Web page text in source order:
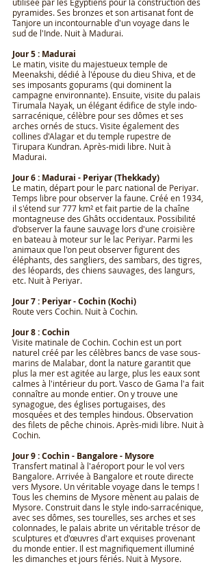
pyramides. Ses bronzes et son artisanat font de
Tanjore un incontournable d'un voyage dans le
sud de l'Inde. Nuit à Madurai.
Jour 5 : Madurai
Le matin, visite du majestueux temple de
Meenakshi, dédié à l'épouse du dieu Shiva, et de
ses imposants gopurams (qui dominent la
campagne environnante). Ensuite, visite du palais
Tirumala Nayak, un élégant édifice de style indo-
sarracénique, célèbre pour ses dômes et ses
arches ornés de stucs. Visite également des
collines d'Alagar et du temple rupestre de
Tirupara Kundran. Après-midi libre. Nuit à
Madurai.
Jour 6 : Madurai - Periyar (Thekkady)
Le matin, départ pour le parc national de Periyar.
Temps libre pour observer la faune. Créé en 1934,
il s'étend sur 777 km² et fait partie de la chaîne
montagneuse des Ghâts occidentaux. Possibilité
d'observer la faune sauvage lors d'une croisière
en bateau à moteur sur le lac Periyar. Parmi les
animaux que l'on peut observer figurent des
éléphants, des sangliers, des sambars, des tigres,
des léopards, des chiens sauvages, des langurs,
etc. Nuit à Periyar.
Jour 7 : Periyar - Cochin (Kochi)
Route vers Cochin. Nuit à Cochin.
Jour 8 : Cochin
Visite matinale de Cochin. Cochin est un port
naturel créé par les célèbres bancs de vase sous-
marins de Malabar, dont la nature garantit que
plus la mer est agitée au large, plus les eaux sont
calmes à l'intérieur du port. Vasco de Gama l'a fait
connaître au monde entier. On y trouve une
synagogue, des églises portugaises, des
mosquées et des temples hindous. Observation
des filets de pêche chinois. Après-midi libre. Nuit à
Cochin.
Jour 9 : Cochin - Bangalore - Mysore
Transfert matinal à l'aéroport pour le vol vers
Bangalore. Arrivée à Bangalore et route directe
vers Mysore. Un véritable voyage dans le temps !
Tous les chemins de Mysore mènent au palais de
Mysore. Construit dans le style indo-sarracénique,
avec ses dômes, ses tourelles, ses arches et ses
colonnades, le palais abrite un véritable trésor de
sculptures et d'œuvres d'art exquises provenant
du monde entier. Il est magnifiquement illuminé
les dimanches et jours fériés. Nuit à Mysore.